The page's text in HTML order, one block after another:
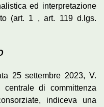
ed interpretazione
(art. 1 , art. 119 d.lgs.
25 settembre 2023, V.
di committenza
indiceva una